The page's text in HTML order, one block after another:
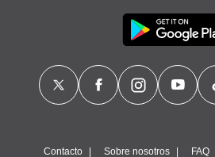
Contacto Sobre nosotros FAQ